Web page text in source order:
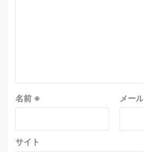
名前 ※ メー
サイト